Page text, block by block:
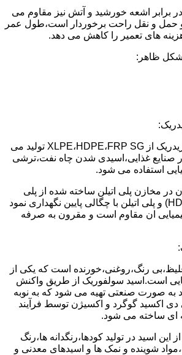
برابر اشعه خورشید و آتش نیز مقاوم می
حمل و نقل راحت برخوردار است،طول عمر
هزینه های تعمیر را کاهش می دهد.
ظاهر:
مخازن ذخیره اسید کلریدریک از XLPE،HDPE،FRP SG تولید می
صنایع غذایی،اسیدی شدن چاه نفت،ترشی
استفاده می شود.
در مخازن پلی اتیلن ساخته شده از پلی
اتیلن با چگالی بالا (HDPE) و پلی اتیلن با چگالی پایین نگهداری نمود
ان مقاوم است و مقرون به صرفه
رنگ،روغنی،خورنده است که یکی از
است.اسید سولفوریک از طریق واکنش
به صورت صنعتی تهیه می شود که به نوبه
دی اکسید گوگرد و اکسیژن توسط فرآیند
ای ساخته می شود.
اسید در تولید کودها،رنگدانه ها،رنگ
شوینده و نمک ها و اسیدهای معدنی و